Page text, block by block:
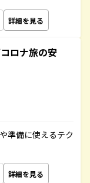
詳細を見る
ロナ旅の安
準備に使えるテク
詳細を見る